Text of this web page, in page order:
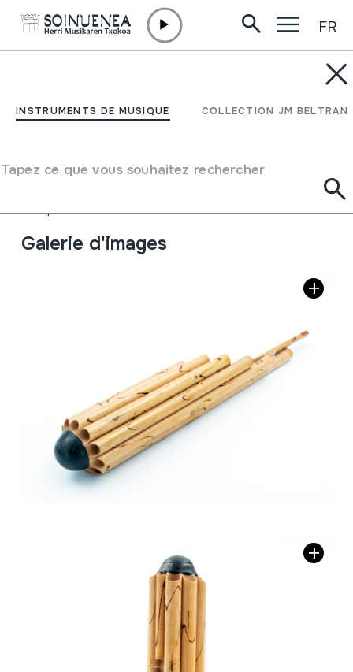
INSTRUMENTS DE MUSIQUE COLLECTION JM BELTRAN
Tapez ce que vous souhaitez rechercher
FR
WOT; Flauta de rueda;
Auteur
Ez dakigu.
Aérophones->Flûtes->flute de Pan
Galerie d'images